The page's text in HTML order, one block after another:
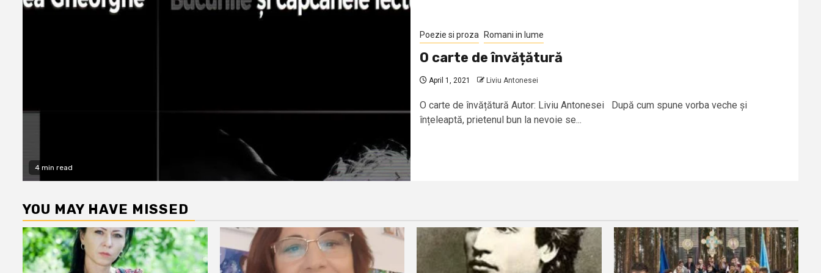
4 min read
Poezie si proza Romani in lume
O carte de învățătură
April 1, 2021 Liviu Antonesei
O carte de învățătură Autor: Liviu Antonesei După cum spune vorba veche și
înțeleaptă, prietenul bun la nevoie se...
YOU MAY HAVE MISSED